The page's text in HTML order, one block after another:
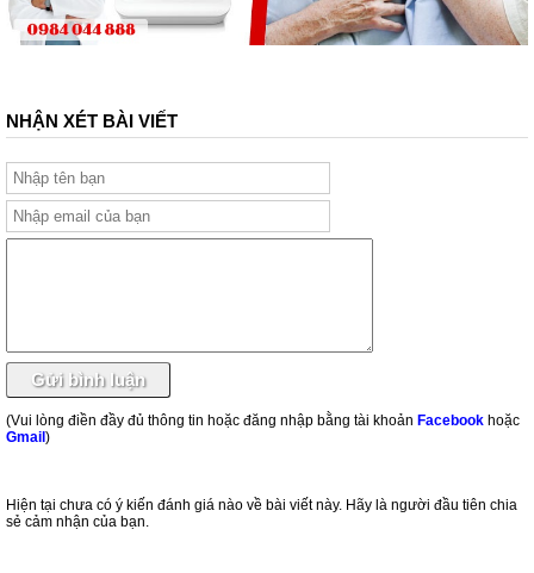
NHẬN XÉT BÀI VIẾT
(Vui lòng điền đầy đủ thông tin hoặc đăng nhập bằng tài khoản Facebook hoặc
Gmail)
Hiện tại chưa có ý kiến đánh giá nào về bài viết này. Hãy là người đầu tiên chia
sẻ cảm nhận của bạn.